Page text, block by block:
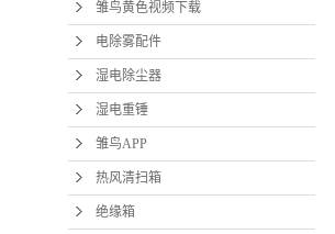
雏鸟黄色视频下载
电除雾配件
湿电除尘器
湿电重锤
雏鸟APP
热风清扫箱
绝缘箱